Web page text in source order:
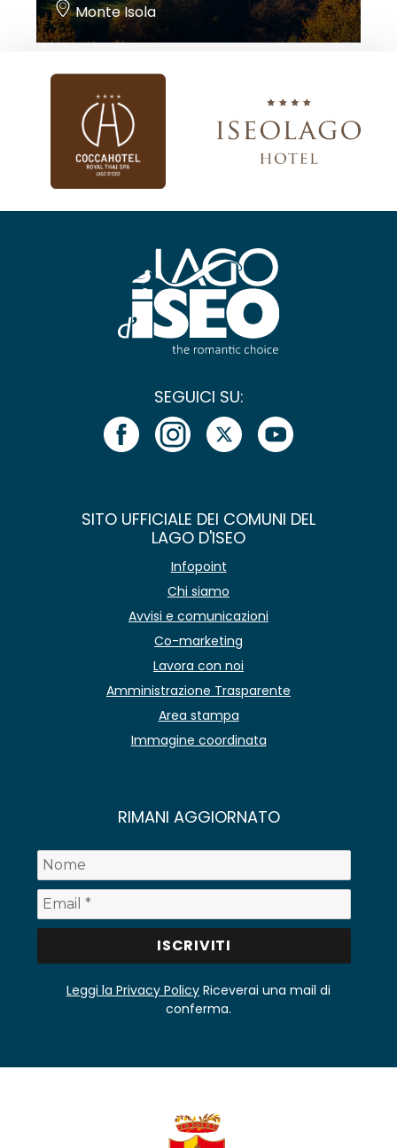
Monte Isola
SEGUICI SU:
SITO UFFICIALE DEI COMUNI DEL
LAGO D'ISEO
Infopoint
Chi siamo
Avvisi e comunicazioni
Co-marketing
Lavora con noi
Amministrazione Trasparente
Area stampa
Immagine coordinata
RIMANI AGGIORNATO
Leggi la Privacy Policy Riceverai una mail di
conferma.